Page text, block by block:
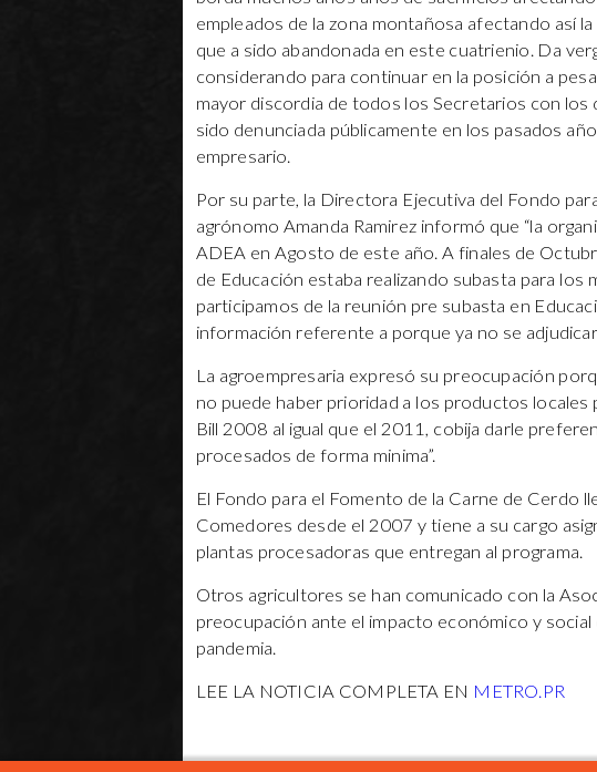
empleados de la zona montañosa afectando así
que a sido abandonada en este cuatrienio. Da
considerando para continuar en la posición a
mayor discordia de todos los Secretarios con
sido denunciada públicamente en los pasados
empresario.
Por su parte, la Directora Ejecutiva del Fondo
agrónomo Amanda Ramirez informó que “la
ADEA en Agosto de este año. A finales de
de Educación estaba realizando subasta para
participamos de la reunión pre subasta en
información referente a porque ya no se
La agroempresaria expresó su preocupación
no puede haber prioridad a los productos
Bill 2008 al igual que el 2011, cobija darle
procesados de forma minima”.
El Fondo para el Fomento de la Carne de Cerdo
Comedores desde el 2007 y tiene a su cargo
plantas procesadoras que entregan al programa.
Otros agricultores se han comunicado con la
preocupación ante el impacto económico y
pandemia.
LEE LA NOTICIA COMPLETA EN METRO.PR